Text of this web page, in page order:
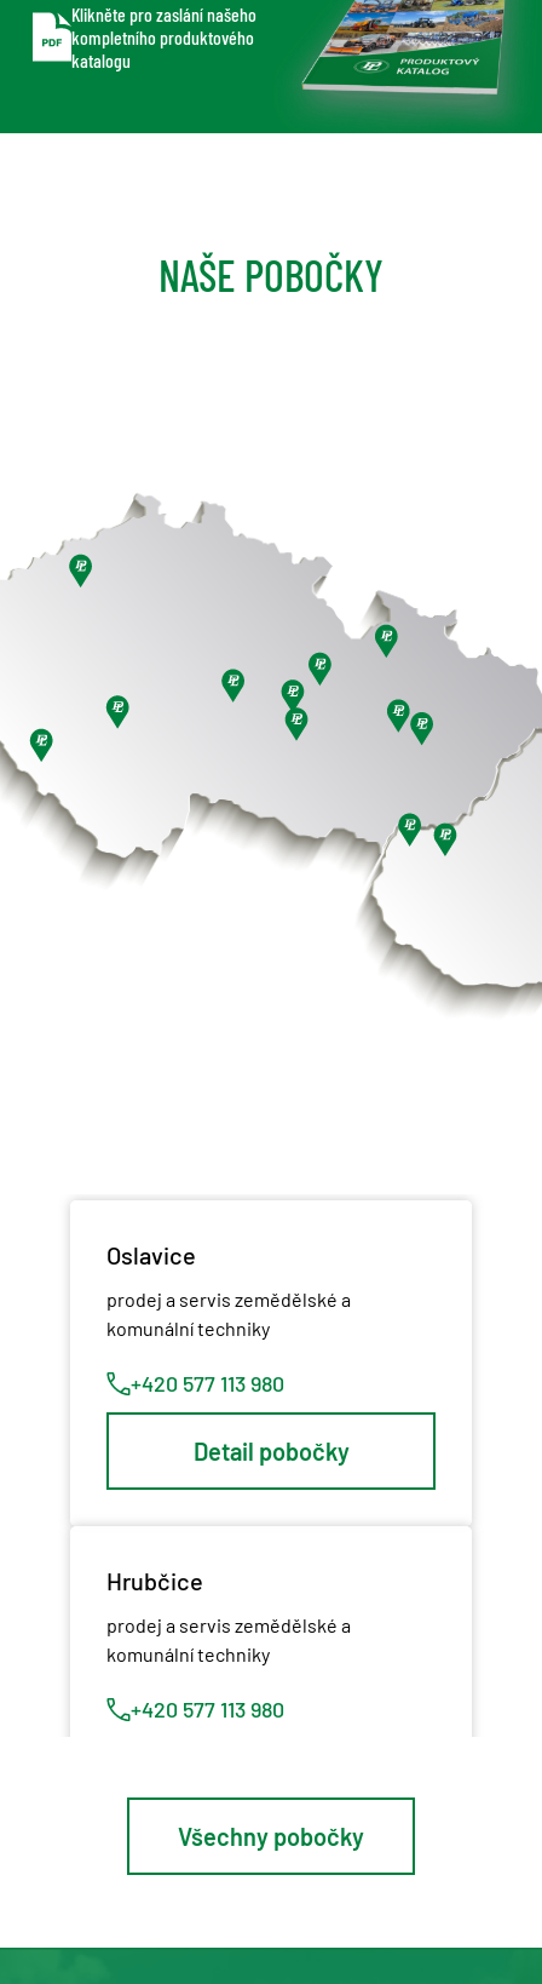
Klikněte pro zaslání našeho
kompletního produktového
katalogu
NAŠE POBOČKY
Oslavice
prodej a servis zemědělské a
komunální techniky
+420 577 113 980
Detail pobočky
Hrubčice
prodej a servis zemědělské a
komunální techniky
+420 577 113 980
prodej a servis zemědělské a
Všechny pobočky